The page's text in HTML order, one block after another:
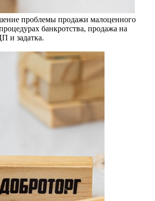
проблемы продажи малоценного
банкротства, продажа на
и задатка.